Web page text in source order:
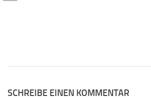
SCHREIBE EINEN KOMMENTAR